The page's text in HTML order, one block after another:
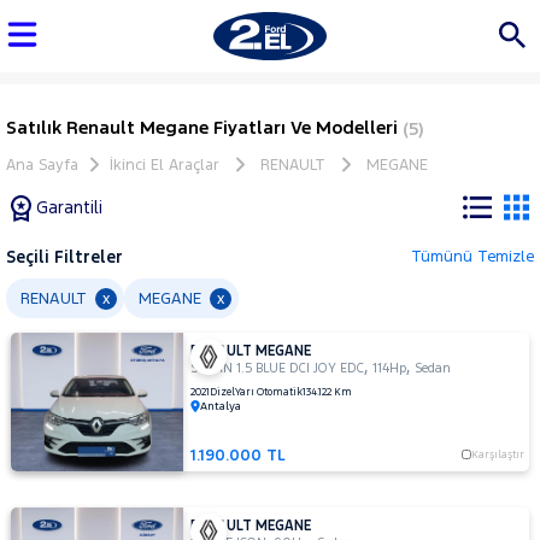
Satılık Renault Megane Fiyatları Ve Modelleri (5)
Ana Sayfa İkinci El Araçlar RENAULT MEGANE
Garantili
Tüm
Araçlar
AUDI
BMC
BMW
BYD
Seçili Filtreler Tümünü Temizle
RENAULT x MEGANE x
RENAULT MEGANE
SEDAN 1.5 BLUE DCI JOY EDC,114Hp, Sedan
2021 DizelYarı Otomatik134.122 Km
Antalya
1.190.000 TL Karşılaştır
RENAULT MEGANE